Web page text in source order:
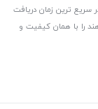
سریع ترین زمان دریافت
را با همان کیفیت و